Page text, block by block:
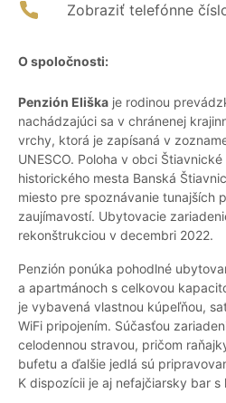
Zobraziť telefónne
O spoločnosti:
Penzión Eliška je rodinou
nachádzajúci sa v chránenej
vrchy, ktorá je zapísaná v
UNESCO. Poloha v obci
historického mesta Banská
miesto pre spoznávanie tunajších
zaujímavostí. Ubytovacie
rekonštrukciou v decembri 2022.
Penzión ponúka pohodlné
a apartmánoch s celkovou
je vybavená vlastnou kúpeľňou,
WiFi pripojením. Súčasťou
celodennou stravou, pričom
bufetu a ďalšie jedlá sú
K dispozícii je aj nefajčiarsky bar